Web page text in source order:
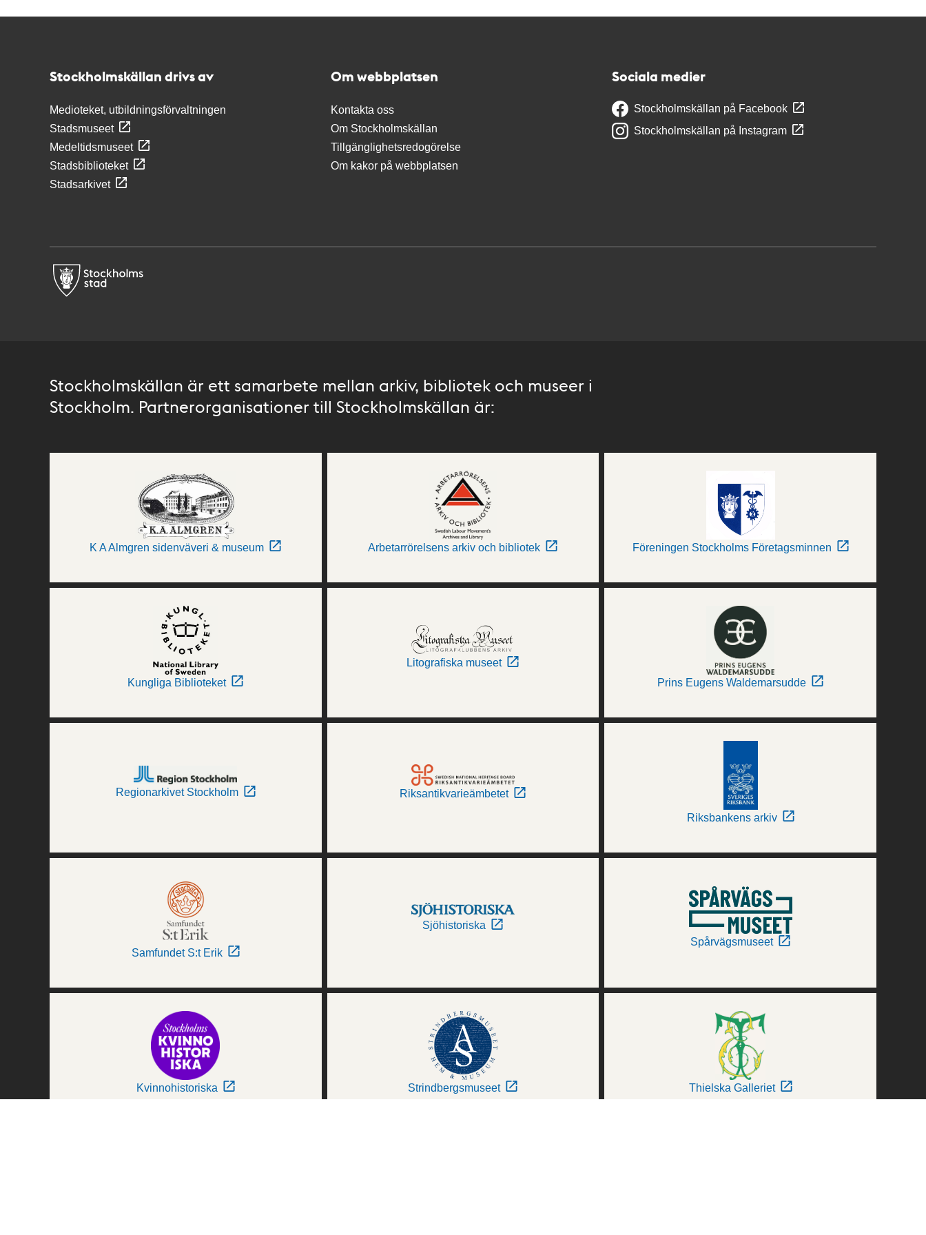
Stockholmskällan drivs av
Medioteket, utbildningsförvaltningen
Stadsmuseet
Medeltidsmuseet
Stadsbiblioteket
Stadsarkivet
Om webbplatsen
Kontakta oss
Om Stockholmskällan
Tillgänglighetsredogörelse
Om kakor på webbplatsen
Sociala medier
Stockholmskällan på Facebook
Stockholmskällan på Instagram
Stockholmskällan är ett samarbete mellan arkiv, bibliotek och museer i
Stockholm. Partnerorganisationer till Stockholmskällan är:
K A Almgren sidenväveri & museum Arbetarrörelsens arkiv och bibliotek Föreningen Stockholms Företagsminnen
Kungliga Biblioteket
Litografiska museet
Prins Eugens Waldemarsudde
Regionarkivet Stockholm Riksantikvarieämbetet
Riksbankens arkiv
Samfundet S:t Erik
Sjöhistoriska
Spårvägsmuseet
Kvinnohistoriska Strindbergsmuseet Thielska Galleriet